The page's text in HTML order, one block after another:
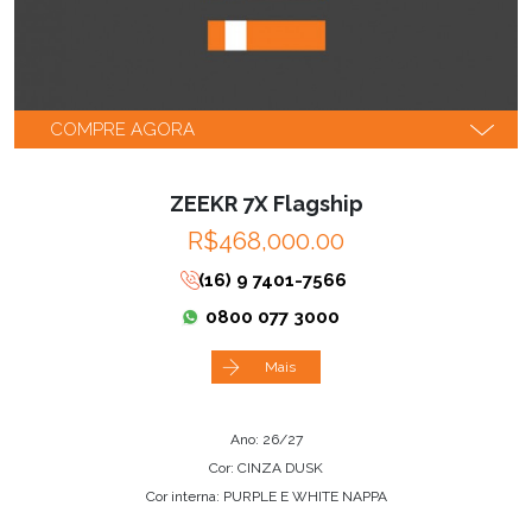
COMPRE AGORA
ZEEKR 7X Flagship
R$468,000.00
(16) 9 7401-7566
0800 077 3000
Mais
Ano: 26/27
Cor: CINZA DUSK
Cor interna: PURPLE E WHITE NAPPA